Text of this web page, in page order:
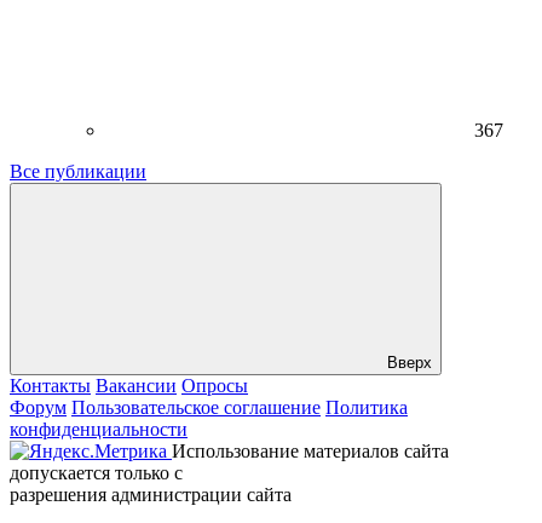
367
Все публикации
Вверх
Контакты Вакансии Опросы
Форум Пользовательское соглашение Политика
конфиденциальности
Использование материалов сайта
допускается только с
разрешения администрации сайта